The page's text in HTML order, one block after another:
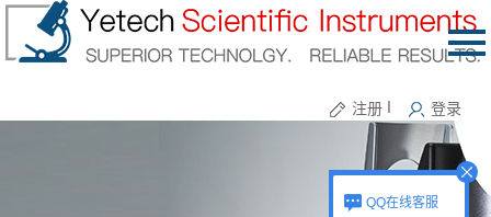
注册 登录
QQ在线客服